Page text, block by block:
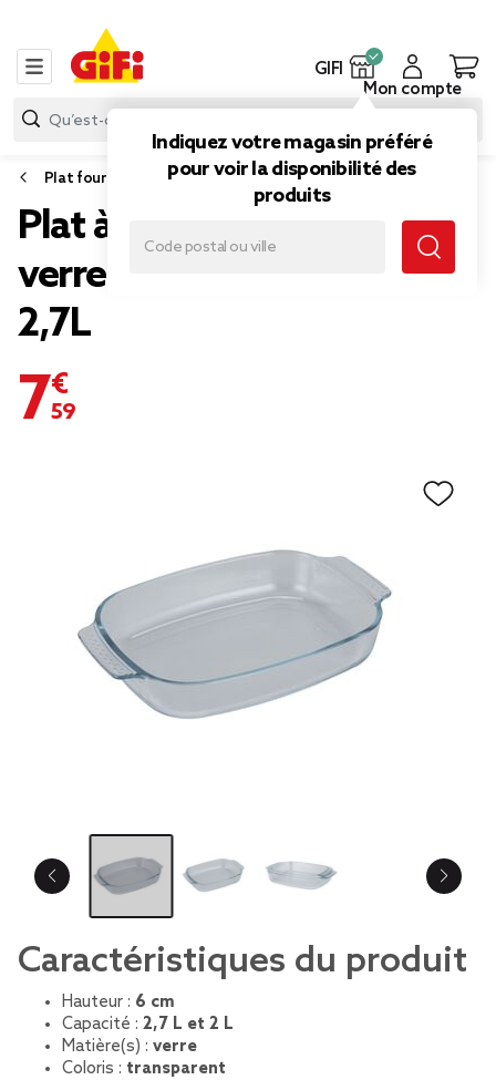
GIFI
Indiquez votre magasin préféré
pour voir la disponibilité des
produits
Mon compte
Plat four
Plat à four rectangulaire x2
verre transparent 2L et
2,7L
7,59 €
Caractéristiques du produit
Hauteur : 6 cm
Capacité : 2,7 L et 2 L
Matière(s) : verre
Coloris : transparent